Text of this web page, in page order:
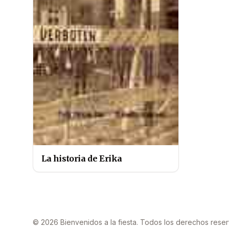
La historia de Erika
© 2026 Bienvenidos a la fiesta. Todos los derechos